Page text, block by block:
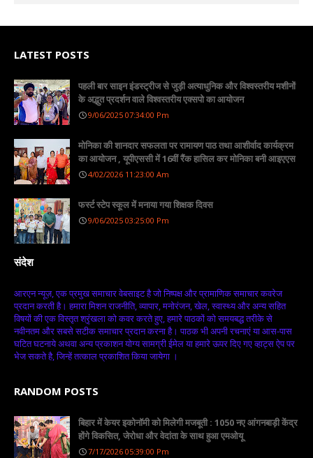
LATEST POSTS
पहली बार साइन इंडस्ट्रीज से जुड़ी अत्याधुनिक और विश्वस्तरीय मशीनों
के अद्भुत प्रदर्शन वाले विश्वस्तरीय एक्सपो का आयोजन
9/06/2025 07:34:00 Pm
मोनिका की शानदार सफलता पर रामायण पाठ तथा आशीर्वाद कार्यक्रम
का आयोजन , यूपीएससी में 16वीं रैंक हासिल कर मोनिका बनी आइएएस
4/02/2026 11:23:00 Am
फर्स्ट स्टेप स्कूल में मनाया गया शिक्षक दिवस
9/06/2025 03:25:00 Pm
संदेश
आरएन न्यूज़, एक प्रमुख समाचार वेबसाइट है जो निष्पक्ष और प्रामाणिक समाचार कवरेज
प्रदान करती है। हमारा मिशन राजनीति, व्यापार, मनोरंजन, खेल, स्वास्थ्य और अन्य सहित
विषयों की एक विस्तृत श्रृंखला को कवर करते हुए, हमारे पाठकों को समयबद्ध तरीके से
नवीनतम और सबसे सटीक समाचार प्रदान करना है। पाठक भी अपनी रचनाएं या आस-पास
घटित घटनाये अथवा अन्य प्रकाशन योग्य सामग्री ईमेल या हमारे ऊपर दिए गए व्हाट्स ऐप पर
भेज सकते है, जिन्हें तत्काल प्रकाशित किया जायेगा ।
RANDOM POSTS
बिहार में केयर इकोनॉमी को मिलेगी मजबूती : 1050 नए आंगनबाड़ी केंद्र
होंगे विकसित, जेरोधा और वेदांता के साथ हुआ एमओयू
7/17/2026 05:39:00 Pm